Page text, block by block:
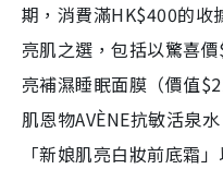
期，消費滿HK$400的收
亮肌之選，包括以驚喜
亮補濕睡眠面膜（價值
肌恩物AVÈNE抗敏活泉
「新娘肌亮白妝前底霜